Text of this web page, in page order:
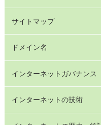
サイトマップ
ドメイン名
インターネットガバナンス
インターネットの技術